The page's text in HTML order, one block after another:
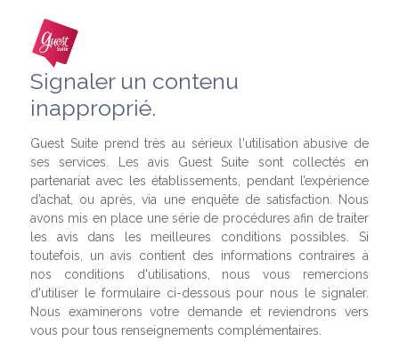
Signaler un contenu
inapproprié.
Guest Suite prend très au sérieux l'utilisation abusive de
ses services. Les avis Guest Suite sont collectés en
partenariat avec les établissements, pendant l’expérience
d’achat, ou après, via une enquête de satisfaction. Nous
avons mis en place une série de procédures afin de traiter
les avis dans les meilleures conditions possibles. Si
toutefois, un avis contient des informations contraires à
nos conditions d'utilisations, nous vous remercions
d'utiliser le formulaire ci-dessous pour nous le signaler.
Nous examinerons votre demande et reviendrons vers
vous pour tous renseignements complémentaires.